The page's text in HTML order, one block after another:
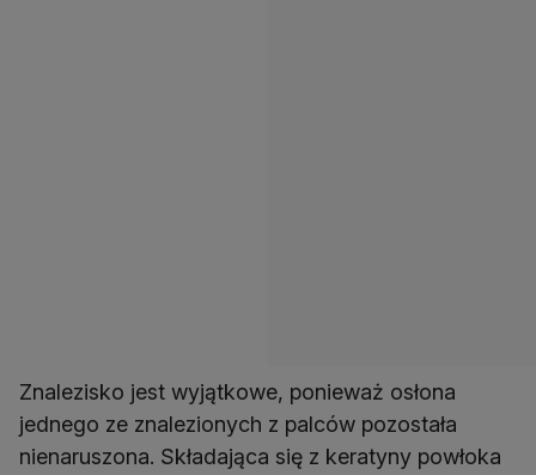
Znalezisko jest wyjątkowe, ponieważ osłona
jednego ze znalezionych z palców pozostała
nienaruszona. Składająca się z keratyny powłoka